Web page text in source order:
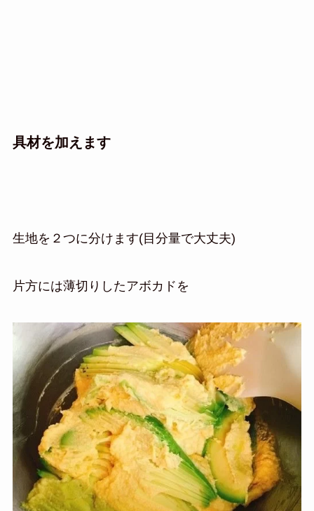
具材を加えます
生地を２つに分けます(目分量で大丈夫)
片方には薄切りしたアボカドを